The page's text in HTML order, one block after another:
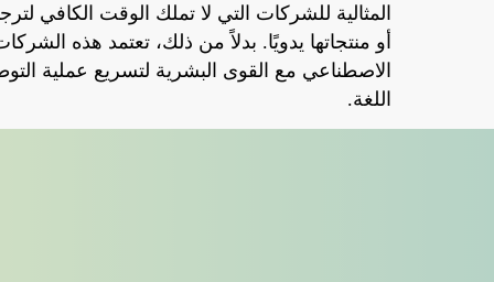
المثالية للشركات التي لا تملك الوقت الكافي
أو منتجاتها يدويًا. بدلاً من ذلك،تعتمد هذه
الاصطناعي مع القوى البشرية لتسريع عملية
اللغة.